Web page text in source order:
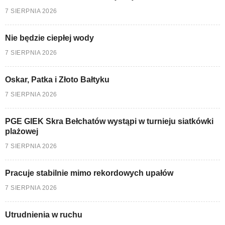
7 SIERPNIA 2026
Nie będzie ciepłej wody
7 SIERPNIA 2026
Oskar, Patka i Złoto Bałtyku
7 SIERPNIA 2026
PGE GIEK Skra Bełchatów wystąpi w turnieju siatkówki
plażowej
7 SIERPNIA 2026
Pracuje stabilnie mimo rekordowych upałów
7 SIERPNIA 2026
Utrudnienia w ruchu